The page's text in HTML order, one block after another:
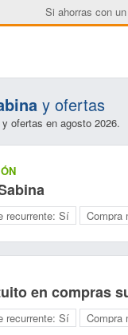
Si ahorras con
y ofertas
ofertas en agosto 2026.
recurrente: Sí Compra
en compras
recurrente: Sí Compra